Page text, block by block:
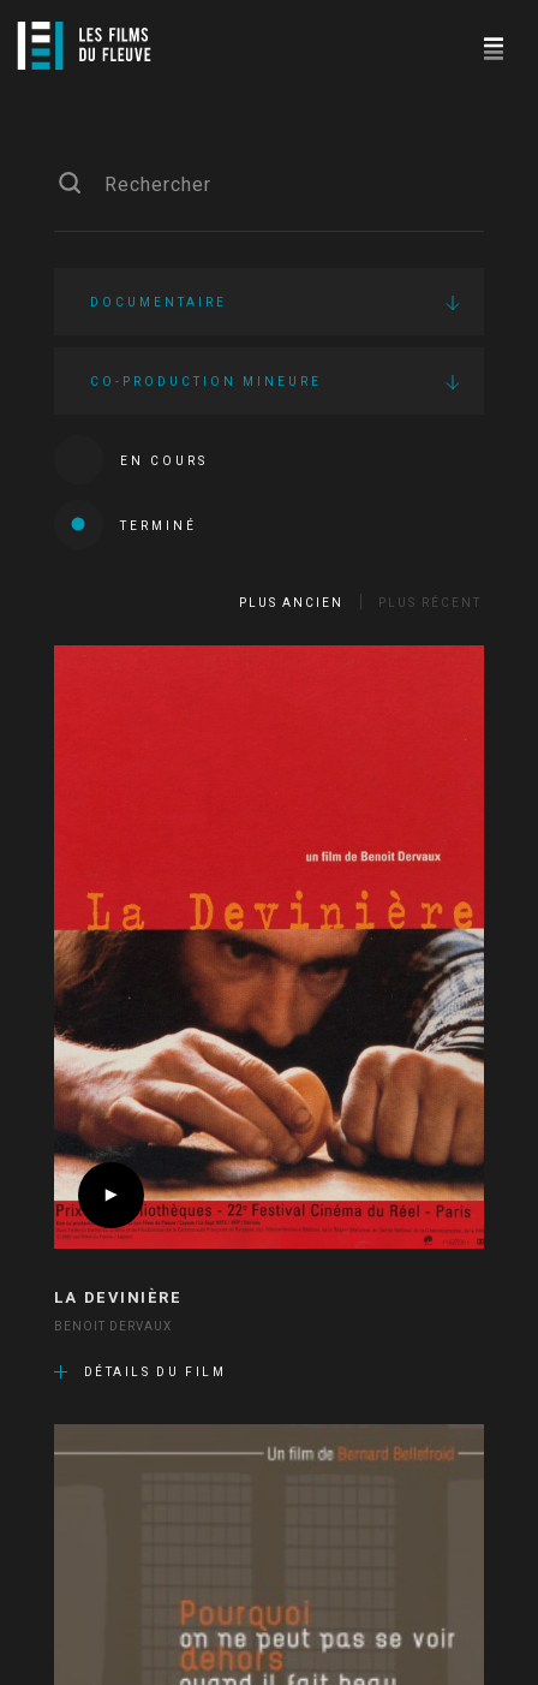
DOCUMENTAIRE
CO-PRODUCTION MINEURE
EN COURS
TERMINÉ
PLUS ANCIEN PLUS RÉCENT
LA DEVINIÈRE
BENOIT DERVAUX
DÉTAILS DU FILM